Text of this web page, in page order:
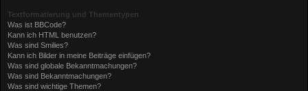
Textformatierung und Thementypen
Was ist BBCode?
Kann ich HTML benutzen?
Was sind Smilies?
Kann ich Bilder in meine Beiträge einfügen?
Was sind globale Bekanntmachungen?
Was sind Bekanntmachungen?
Was sind wichtige Themen?